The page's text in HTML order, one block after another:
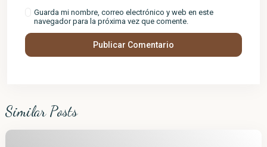
Guarda mi nombre, correo electrónico y web en este
navegador para la próxima vez que comente.
Similar Posts